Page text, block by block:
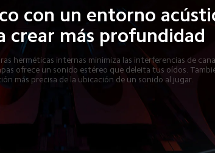
con un entorno
crear más profundidad
herméticas internas minimiza las interferencias de
ofrece un sonido estéreo que deleita tus oídos.
más precisa de la ubicación de un sonido al jugar.